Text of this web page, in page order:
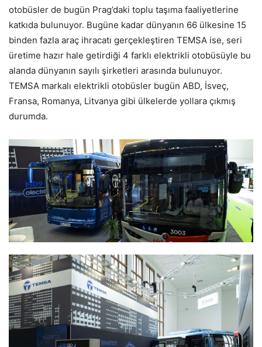
otobüsler de bugün Prag’daki toplu taşıma faaliyetlerine
katkıda bulunuyor. Bugüne kadar dünyanın 66 ülkesine 15
binden fazla araç ihracatı gerçekleştiren TEMSA ise, seri
üretime hazır hale getirdiği 4 farklı elektrikli otobüsüyle bu
alanda dünyanın sayılı şirketleri arasında bulunuyor.
TEMSA markalı elektrikli otobüsler bugün ABD, İsveç,
Fransa, Romanya, Litvanya gibi ülkelerde yollara çıkmış
durumda.